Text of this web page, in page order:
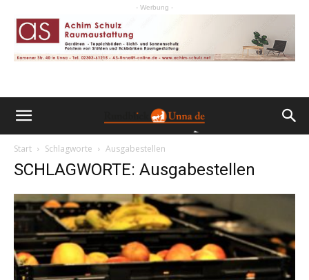
- Werbung -
Start Schlagworte Ausgabestellen
SCHLAGWORTE: Ausgabestellen